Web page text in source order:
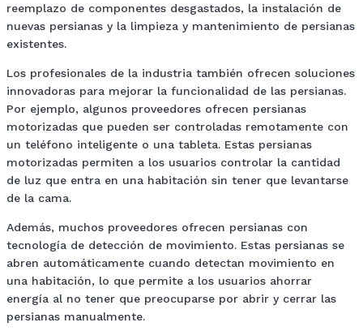
reemplazo de componentes desgastados, la instalación de
nuevas persianas y la limpieza y mantenimiento de persianas
existentes.
Los profesionales de la industria también ofrecen soluciones
innovadoras para mejorar la funcionalidad de las persianas.
Por ejemplo, algunos proveedores ofrecen persianas
motorizadas que pueden ser controladas remotamente con
un teléfono inteligente o una tableta. Estas persianas
motorizadas permiten a los usuarios controlar la cantidad
de luz que entra en una habitación sin tener que levantarse
de la cama.
Además, muchos proveedores ofrecen persianas con
tecnología de detección de movimiento. Estas persianas se
abren automáticamente cuando detectan movimiento en
una habitación, lo que permite a los usuarios ahorrar
energía al no tener que preocuparse por abrir y cerrar las
persianas manualmente.